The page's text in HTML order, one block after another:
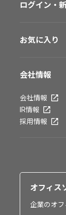
ログイン・
お気に入り
会社情報
会社情報
IR情報
採用情報
オフィス
企業のオ